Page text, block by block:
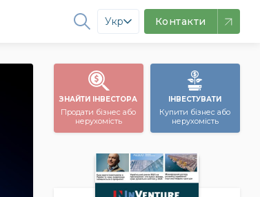
Укр Контакти
ЗНАЙТИ ІНВЕСТОРА
Продати бізнес або
нерухомість
ІНВЕСТУВАТИ
Купити бізнес або
нерухомість